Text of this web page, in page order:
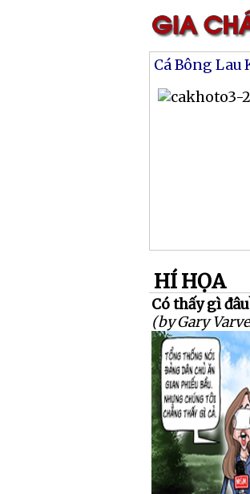
Cá Bông Lau
HÍ HỌA
Có thấy gì
(by Gary